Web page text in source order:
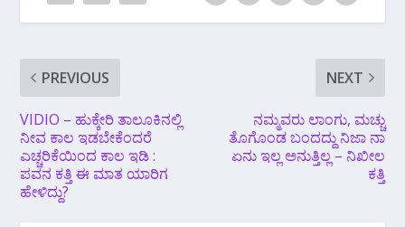
PREVIOUS
VIDIO – ಹುಕ್ಕೇರಿ ತಾಲೂಕಿನಲ್ಲಿ‌
ನೀವ ಕಾಲ ಇಡಬೇಕೆಂದರೆ
ಎಚ್ಚರಿಕೆಯಿಂದ ಕಾಲ ಇಡಿ :
ಪವನ ಕತ್ತಿ ಈ ಮಾತ ಯಾರಿಗ
ಹೇಳಿದ್ದು?
NEXT
ನಮ್ಮವರು ಲಾಂಗು, ಮಚ್ಚು
ತೊಗೊಂಡ ಬಂದದ್ದು ನಿಜಾ ನಾ
ಏನು ಇಲ್ಲ ಅನುತ್ತಿಲ್ಲ – ನಿಖೀಲ
ಕತ್ತಿ